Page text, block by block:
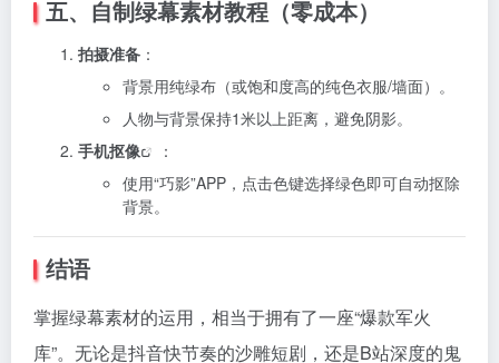
五、自制绿幕素材教程（零成本）
拍摄准备 ：
背景用纯绿布（或饱和度高的纯色衣服/墙面）。
人物与背景保持1米以上距离，避免阴影。
手机抠像
：
使用“巧影”APP，点击色键选择绿色即可自动抠除
背景。
结语
掌握绿幕素材的运用，相当于拥有了一座“爆款军火
库”。无论是抖音快节奏的沙雕短剧，还是B站深度的鬼